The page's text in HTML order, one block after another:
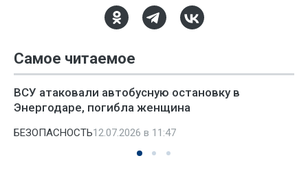
Самое читаемое
ВСУ атаковали автобусную остановку в
Энергодаре, погибла женщина
БЕЗОПАСНОСТЬ12.07.2026 в 11:47